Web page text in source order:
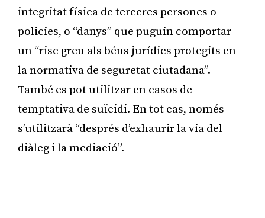
integritat física de terceres persones o
policies, o “danys” que puguin comportar
un “risc greu als béns jurídics protegits en
la normativa de seguretat ciutadana”.
També es pot utilitzar en casos de
temptativa de suïcidi. En tot cas, només
s’utilitzarà “després d’exhaurir la via del
diàleg i la mediació”.